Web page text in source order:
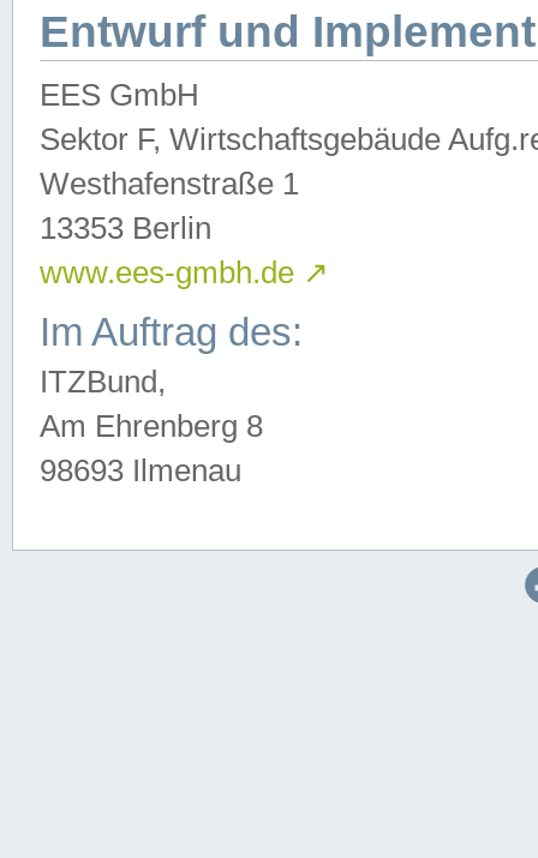
Entwurf und
EES GmbH
Sektor F, Wirtschaftsgebäude
Westhafenstraße 1
13353 Berlin
www.ees-gmbh.de ↗
Im Auftrag des:
ITZBund,
Am Ehrenberg 8
98693 Ilmenau